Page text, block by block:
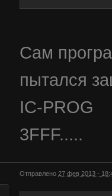
Сам
пытался
IC-PROG
3FFF.....
Отправлено 27 фев 2013 -